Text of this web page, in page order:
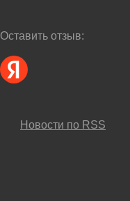
Оставить отзыв:
Новости по RSS